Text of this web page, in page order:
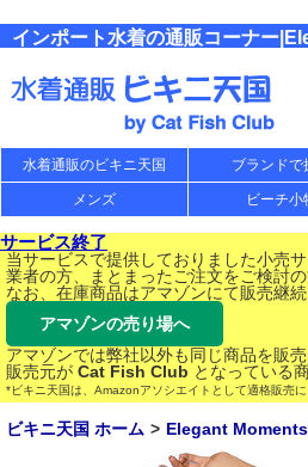
インポート水着の通販コーナー
水着通販のビキニ天国 ブランドで
メンズ ビーチ小
サービス終了
当サービスで提供しておりました小売
業者の方、まとまったご注文をご検討の
なお、在庫商品はアマゾンにて販売継続
アマゾンの売り場へ
アマゾンでは弊社以外も同じ商品を販
販売元が Cat Fish Club となっている
*ビキニ天国は、Amazonアソシエイトとして適格販売に
ビキニ天国 ホーム Elegant Moments